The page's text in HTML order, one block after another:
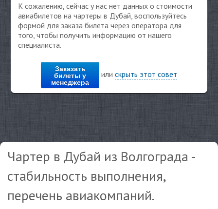
К сожалению, сейчас у нас нет данных о стоимости
авиабилетов на чартеры в Дубай, воспользуйтесь
формой для заказа билета через оператора для
того, чтобы получить информацию от нашего
специалиста.
Заказать
билеты у
менеджера
или скрыть этот совет
Чартер в Дубай из Волгограда -
стабильность выполнения,
перечень авиакомпаний.